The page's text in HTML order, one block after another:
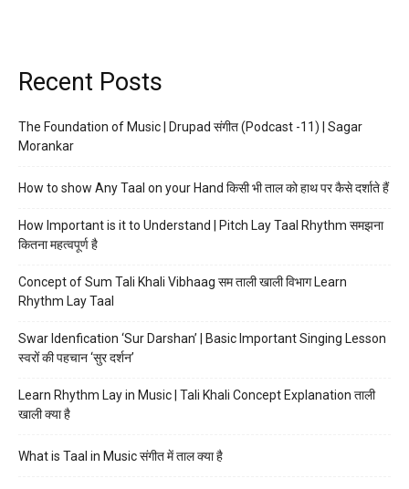
Recent Posts
The Foundation of Music | Drupad संगीत (Podcast -11) | Sagar
Morankar
How to show Any Taal on your Hand किसी भी ताल को हाथ पर कैसे दर्शाते हैं
How Important is it to Understand | Pitch Lay Taal Rhythm समझना
कितना महत्वपूर्ण है
Concept of Sum Tali Khali Vibhaag सम ताली खाली विभाग Learn
Rhythm Lay Taal
Swar Idenfication ‘Sur Darshan’ | Basic Important Singing Lesson
स्वरों की पहचान ‘सुर दर्शन’
Learn Rhythm Lay in Music | Tali Khali Concept Explanation ताली
खाली क्या है
What is Taal in Music संगीत में ताल क्या है